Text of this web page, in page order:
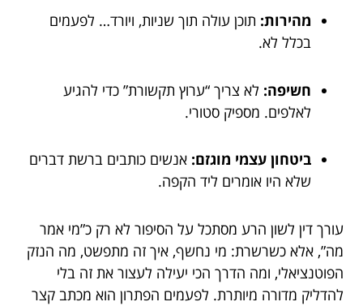
מהירות: תוכן עולה תוך שניות, ויורד… לפעמים
בכלל לא.
חשיפה: לא צריך “ערוץ תקשורת” כדי להגיע
לאלפים. מספיק סטורי.
ביטחון עצמי מוגזם: אנשים כותבים ברשת דברים
שלא היו אומרים ליד הקפה.
עורך דין לשון הרע מסתכל על הסיפור לא רק כ”מי אמר
מה”, אלא כשרשרת: מי נחשף, איך זה מתפשט, מה הנזק
הפוטנציאלי, ומה הדרך הכי יעילה לעצור את זה בלי
להדליק מדורה מיותרת. לפעמים הפתרון הוא מכתב קצר